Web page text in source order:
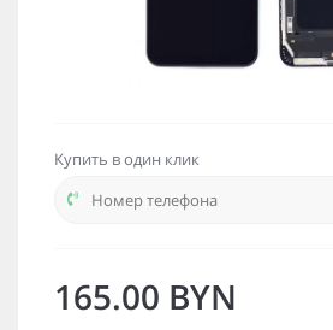
Купить в один клик
165.00 BYN